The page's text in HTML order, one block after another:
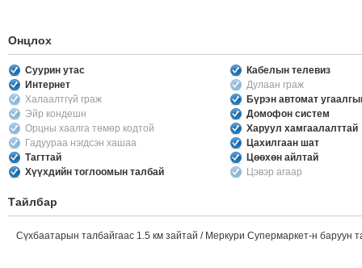
Онцлох
Суурин утас
Кабелын телевиз
Интернет
Дулаан граж
Халаалтгүй граж
Бүрэн автомат
Эйр кондешн
Домофон систем
Орцны хаалга төмөр кодтой
Харуул хамгаалалттай
Гадуураа нэгдсэн хашаа
Цахилгаан шат
Тагттай
Цөөхөн айлтай
Хүүхдийн тоглоомын талбай
Цэвэр агаар
Тайлбар
Сүхбаатарын талбайгаас 1.5 км зайтай / Меркури Супермаркет-н баруун